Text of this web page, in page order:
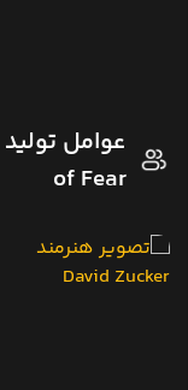
of Fear